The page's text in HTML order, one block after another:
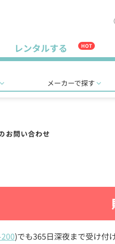
レンタルする HOT
メーカーで探す
お問い合わせ
)でも365日深夜まで受け付